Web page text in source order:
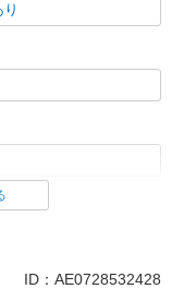
ID：AE0728532428